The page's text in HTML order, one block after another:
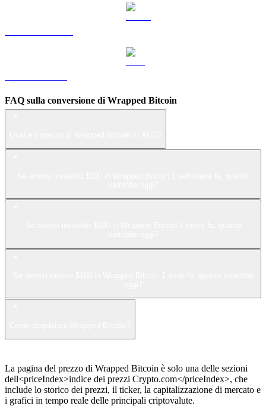
FAQ sulla conversione di Wrapped Bitcoin
La pagina del prezzo di Wrapped Bitcoin è solo una delle sezioni
dell<priceIndex>indice dei prezzi Crypto.com</priceIndex>, che
include lo storico dei prezzi, il ticker, la capitalizzazione di mercato e
i grafici in tempo reale delle principali criptovalute.